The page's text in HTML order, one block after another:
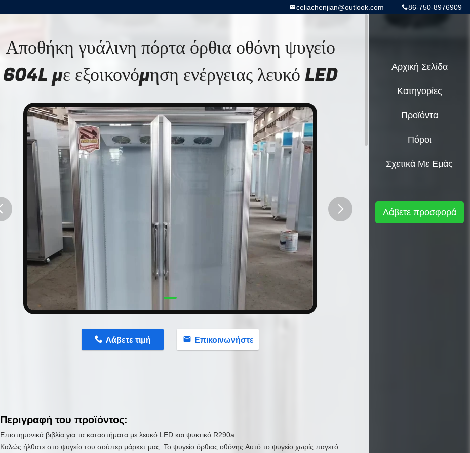
86-750-8976909
celiachenjian@outlook.com
Αποθήκη γυάλινη πόρτα όρθια οθόνη ψυγείο
604L με εξοικονόμηση ενέργειας λευκό LED
Λάβετε τιμή Επικοινωνήστε
Περιγραφή του προϊόντος:
Επιστημονικά βιβλία για τα καταστήματα με λευκό LED και ψυκτικό R290a
Καλώς ήλθατε στο ψυγείο του σούπερ μάρκετ μας. Το ψυγείο όρθιας οθόνης.Αυτό το ψυγείο χωρίς παγετό
Αρχική Σελίδα
Κατηγορίες
Προϊόντα
Πόροι
Σχετικά Με Εμάς
Λάβετε προσφορά